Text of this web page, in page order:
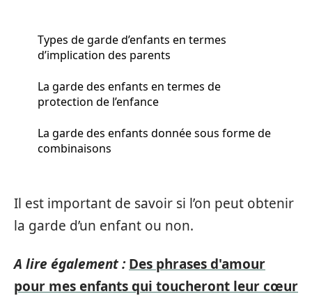
Types de garde d’enfants en termes
d’implication des parents
La garde des enfants en termes de
protection de l’enfance
La garde des enfants donnée sous forme de
combinaisons
Il est important de savoir si l’on peut obtenir
la garde d’un enfant ou non.
A lire également : Des phrases d'amour
pour mes enfants qui toucheront leur cœur